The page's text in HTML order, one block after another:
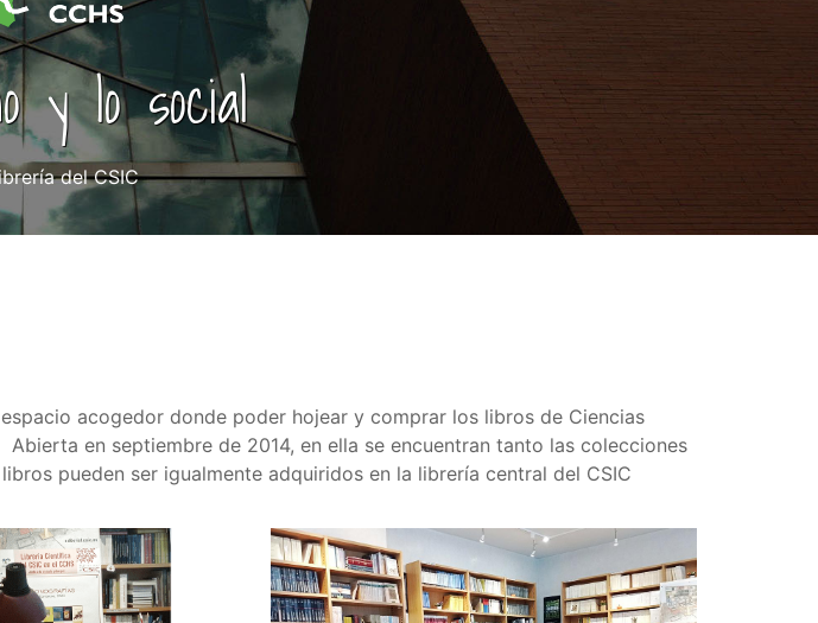
y lo social
del CSIC
acogedor donde poder hojear y comprar los libros de Ciencias
Abierta en septiembre de 2014, en ella se encuentran tanto las colecciones
pueden ser igualmente adquiridos en la librería central del CSIC